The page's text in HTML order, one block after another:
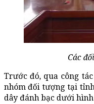
Các
Trước đó, qua công
nhóm đối tượng tại
dây đánh bạc dưới